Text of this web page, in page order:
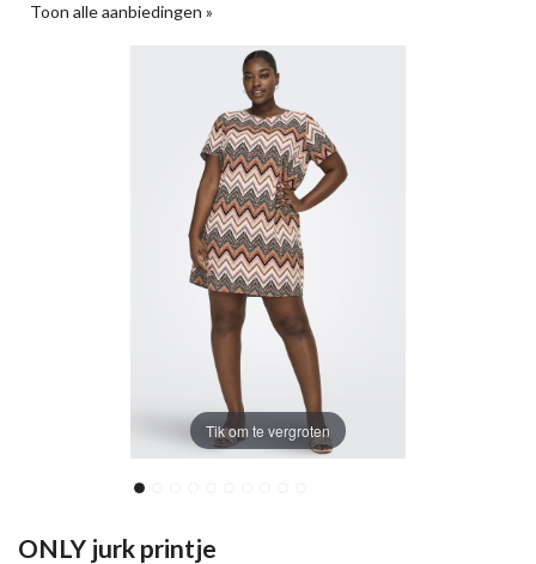
Toon alle aanbiedingen »
Tik om te vergroten
ONLY jurk printje